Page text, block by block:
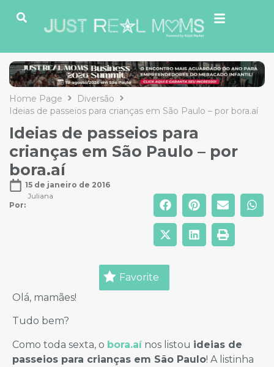
Home Page
Diversão
Ideias de passeios para crianças em São Paulo – por bora.aí
Ideias de passeios para
crianças em São Paulo – por
bora.aí
15 de janeiro de 2016
Por:
Juliana
Favorite
Olá, mamães!
Tudo bem?
Como toda sexta, o bora.aínos listou ideias de
passeios para crianças em São Paulo! A listinha